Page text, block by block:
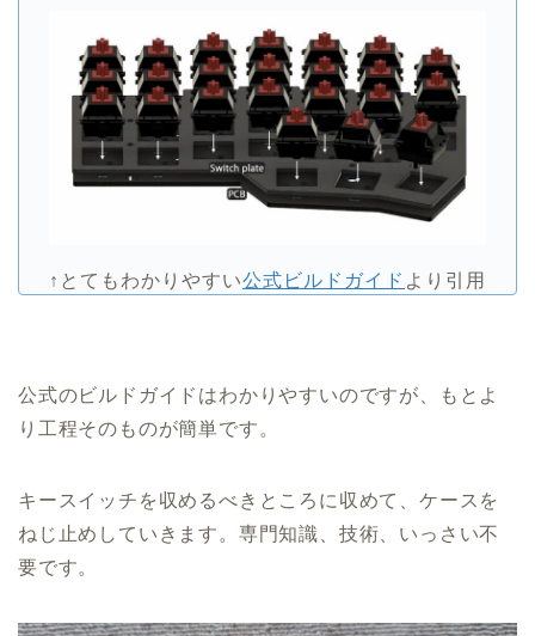
↑とてもわかりやすい公式ビルドガイド より引用
公式のビルドガイドはわかりやすいのですが、もとよ
り工程そのものが簡単です。
キースイッチを収めるべきところに収めて、ケースを
ねじ止めしていきます。専門知識、技術、いっさい不
要です。